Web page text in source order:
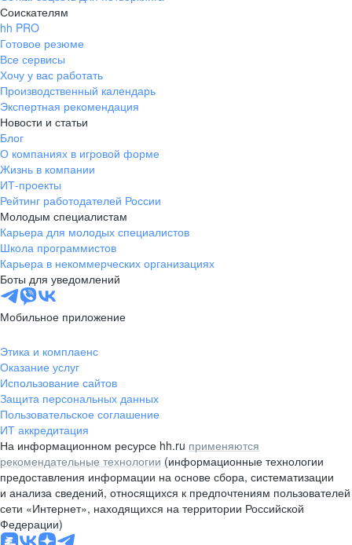
Соискателям
hh PRO
Готовое резюме
Все сервисы
Хочу у вас работать
Производственный календарь
Экспертная рекомендация
Новости и статьи
Блог
О компаниях в игровой форме
Жизнь в компании
ИТ-проекты
Рейтинг работодателей России
Молодым специалистам
Карьера для молодых специалистов
Школа программистов
Карьера в некоммерческих организациях
Боты для уведомлений
Мобильное приложение
Этика и комплаенс
Оказание услуг
Использование сайтов
Защита персональных данных
Пользовательское соглашение
ИТ аккредитация
На информационном ресурсе hh.ru применяются
рекомендательные технологии (информационные технологии
предоставления информации на основе сбора, систематизации
и анализа сведений, относящихся к предпочтениям пользователей
сети «Интернет», находящихся на территории Российской
Федерации)